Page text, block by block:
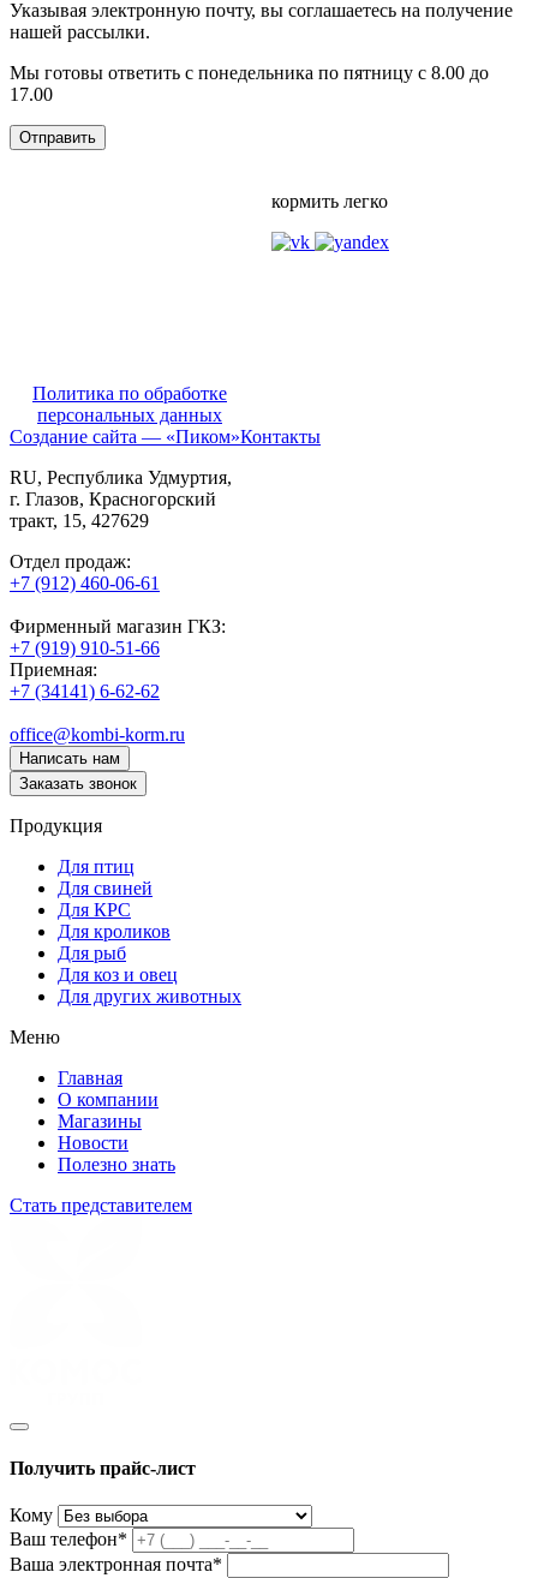
Указывая электронную почту, вы соглашаетесь на получение
нашей рассылки.
Мы готовы ответить с понедельника по пятницу с 8.00 до
17.00
кормить легко
Политика по обработке
персональных данных
Создание сайта — «Пиком»Контакты
RU, Республика Удмуртия,
г. Глазов, Красногорский
тракт, 15, 427629
Отдел продаж:
+7 (912) 460-06-61
Фирменный магазин ГКЗ:
+7 (919) 910-51-66
Приемная:
+7 (34141) 6-62-62
office@kombi-korm.ru
Написать нам
Заказать звонок
Продукция
Для птиц
Для свиней
Для КРС
Для кроликов
Для рыб
Для коз и овец
Для других животных
Меню
Главная
О компании
Магазины
Новости
Полезно знать
Стать представителем
Получить прайс-лист
Кому
Ваш телефон*
Ваша электронная почта*